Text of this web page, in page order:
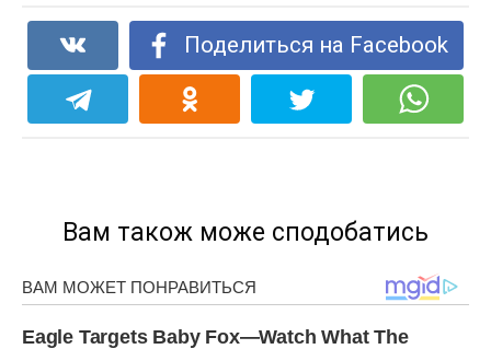
Поделиться на Facebook
Вам також може сподобатись